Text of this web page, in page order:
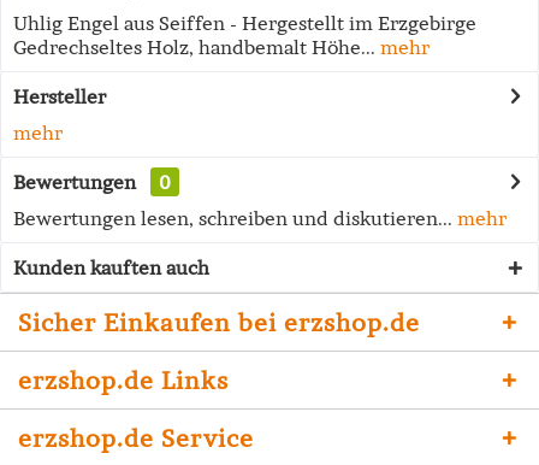
Uhlig Engel aus Seiffen - Hergestellt im Erzgebirge
Gedrechseltes Holz, handbemalt Höhe... mehr
Hersteller
mehr
Bewertungen
0
Bewertungen lesen, schreiben und diskutieren... mehr
Kunden kauften auch
Sicher Einkaufen bei erzshop.de
erzshop.de Links
erzshop.de Service